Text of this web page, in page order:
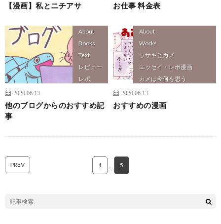
【漫画】私とニチアサ お仕事 料金表
About
Books
Text
レビュー
レポ
2020.06.13
他のブログからのおすすめ記
事
About
Works
ウサギとカメ
エッセイ・レポ漫画
カメは今何を思う
ふしぎな人たち
プログラミングやってみた
2020.06.13
おすすめの漫画
PREV 1 … 5